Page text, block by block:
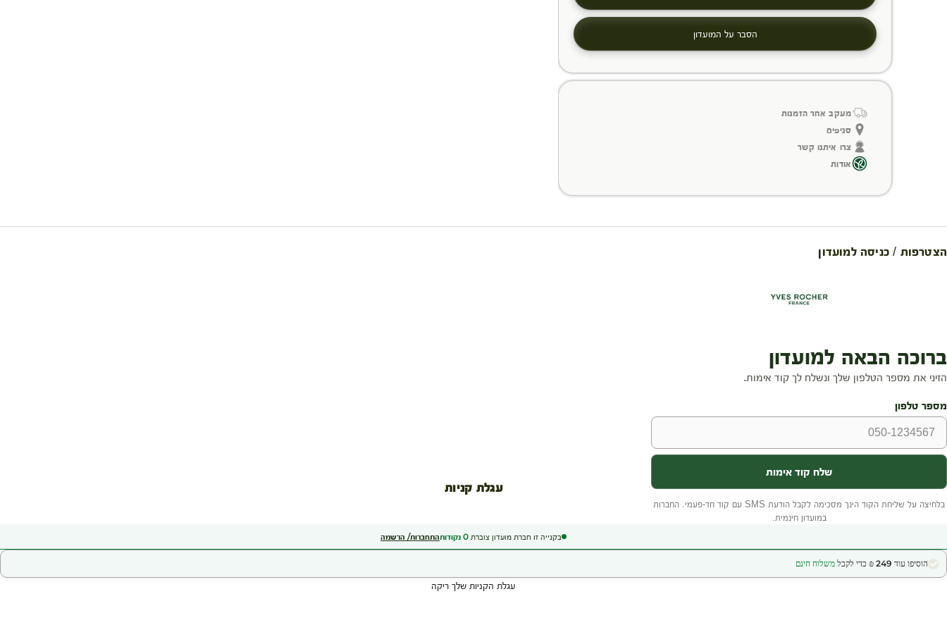
הסבר על המועדון
מעקב אחר הזמנות
סניפים
צרו איתנו קשר
אודות
הצטרפות / כניסה למועדון
בקנייה זו חברת מועדון צוברת 0 נקודותהתחברות/ הרשמה
עגלת קניות
הוסיפו עוד 249 ₪ כדי לקבל משלוח חינם
עגלת הקניות שלך ריקה